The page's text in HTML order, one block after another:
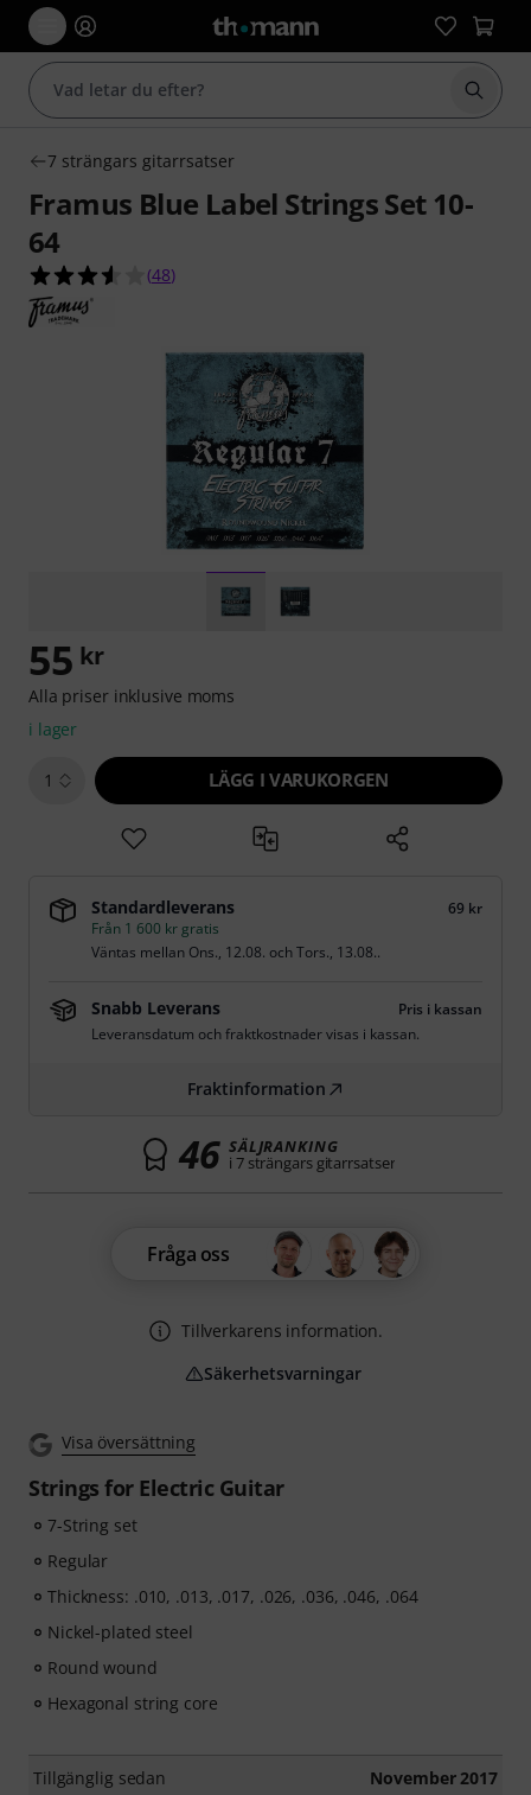
Börja
7 strängars gitarrsatser
Framus Blue Label Strings Set 10-
64
3.5 av 5 stjärnor från 48 kundbetyg
(48)
Visa översättning
Strings for Electric Guitar
7-String set
Regular
Thickness: .010, .013, .017, .026, .036, .046, .064
Nickel-plated steel
Round wound
Hexagonal string core
Tillgänglig sedan November 2017
55 kr
Alla priser inklusive moms
i lager
1 LÄGG I VARUKORGEN
Standardleverans
69 kr
Från 1 600 kr gratis
Väntas mellan Ons., 12.08. ochTors., 13.08..
Snabb Leverans
Pris i kassan
Leveransdatum och fraktkostnader visas i kassan.
Fraktinformation
46 SÄLJRANKING
i 7 strängars gitarrsatser
Fråga oss
Tillverkarens information.
Säkerhetsvarningar